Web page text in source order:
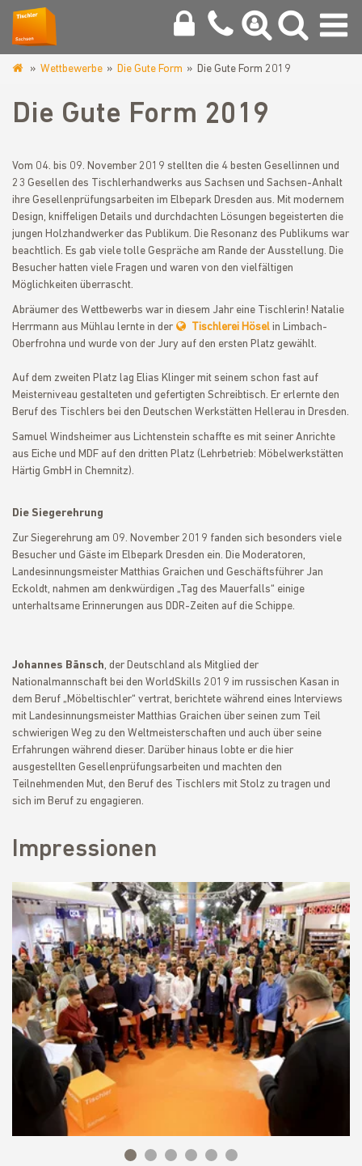
zwickau.de
Wettbewerbe Die Gute Form Die Gute Form 2019
Die Gute Form 2019
Vom 04. bis 09. November 2019 stellten die 4 besten Gesellinnen und
23 Gesellen des Tischlerhandwerks aus Sachsen und Sachsen-Anhalt
ihre Gesellenprüfungsarbeiten im Elbepark Dresden aus. Mit modernem
Design, kniffeligen Details und durchdachten Lösungen begeisterten die
jungen Holzhandwerker das Publikum. Die Resonanz des Publikums war
beachtlich. Es gab viele tolle Gespräche am Rande der Ausstellung. Die
Besucher hatten viele Fragen und waren von den vielfältigen
Möglichkeiten überrascht.
Abräumer des Wettbewerbs war in diesem Jahr eine Tischlerin! Natalie
Herrmann aus Mühlau lernte in der
Tischlerei Hösel in Limbach-
Oberfrohna und wurde von der Jury auf den ersten Platz gewählt.
Auf dem zweiten Platz lag Elias Klinger mit seinem schon fast auf
Meisterniveau gestalteten und gefertigten Schreibtisch. Er erlernte den
Beruf des Tischlers bei den Deutschen Werkstätten Hellerau in Dresden.
Samuel Windsheimer aus Lichtenstein schaffte es mit seiner Anrichte
aus Eiche und MDF auf den dritten Platz (Lehrbetrieb: Möbelwerkstätten
Härtig GmbH in Chemnitz).
Die Siegerehrung
Zur Siegerehrung am 09. November 2019 fanden sich besonders viele
Besucher und Gäste im Elbepark Dresden ein. Die Moderatoren,
Landesinnungsmeister Matthias Graichen und Geschäftsführer Jan
Eckoldt, nahmen am denkwürdigen „Tag des Mauerfalls“ einige
unterhaltsame Erinnerungen aus DDR-Zeiten auf die Schippe.
Johannes Bänsch, der Deutschland als Mitglied der
Nationalmannschaft bei den WorldSkills 2019 im russischen Kasan in
dem Beruf „Möbeltischler“ vertrat, berichtete während eines Interviews
mit Landesinnungsmeister Matthias Graichen über seinen zum Teil
schwierigen Weg zu den Weltmeisterschaften und auch über seine
Erfahrungen während dieser. Darüber hinaus lobte er die hier
ausgestellten Gesellenprüfungsarbeiten und machten den
Teilnehmenden Mut, den Beruf des Tischlers mit Stolz zu tragen und
sich im Beruf zu engagieren.
Impressionen